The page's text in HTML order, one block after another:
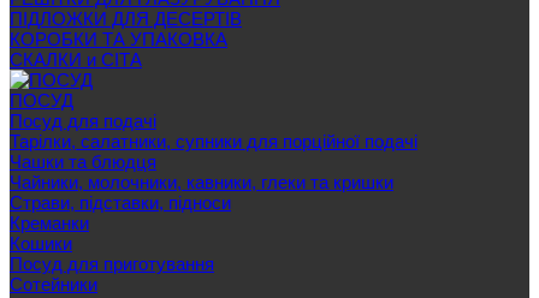
ПІДЛОЖКИ ДЛЯ ДЕСЕРТІВ
КОРОБКИ ТА УПАКОВКА
СКАЛКИ и СІТА
ПОСУД
Посуд для подачі
Тарілки, салатники, супники для порційної подачі
Чашки та блюдця
Чайники, молочники, кавники, глеки та кришки
Страви, підставки, підноси
Креманки
Кошики
Посуд для приготування
Сотейники